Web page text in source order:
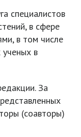
специалистов
в сфере
в том числе
в
За
(соавторы)